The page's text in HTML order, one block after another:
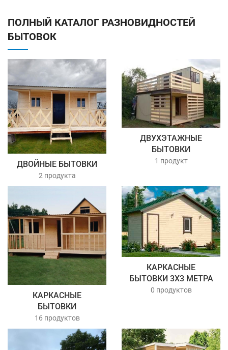
ПОЛНЫЙ КАТАЛОГ РАЗНОВИДНОСТЕЙ
БЫТОВОК
ДВОЙНЫЕ БЫТОВКИ
2 продукта
ДВУХЭТАЖНЫЕ
БЫТОВКИ
1 продукт
КАРКАСНЫЕ
БЫТОВКИ
16 продуктов
КАРКАСНЫЕ
БЫТОВКИ 3Х3 МЕТРА
0 продуктов